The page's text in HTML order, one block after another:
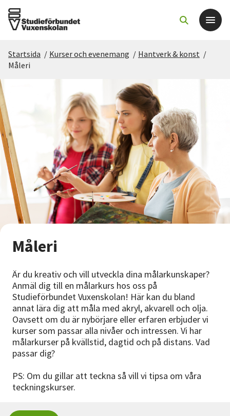
Det här gör vi
Sök kurser och evenemang
Om SV
Starta studiecirkel
Cirkelledare
Nyheter
Lyssna
Startsida / Kurser och evenemang / Hantverk & konst /
Måleri
Måleri
Är du kreativ och vill utveckla dina målarkunskaper?
Anmäl dig till en målarkurs hos oss på
Studieförbundet Vuxenskolan! Här kan du bland
annat lära dig att måla med akryl, akvarell och olja.
Oavsett om du är nybörjare eller erfaren erbjuder vi
kurser som passar alla nivåer och intressen. Vi har
målarkurser på kvällstid, dagtid och på distans. Vad
passar dig?
PS: Om du gillar att teckna så vill vi tipsa om våra
teckningskurser.